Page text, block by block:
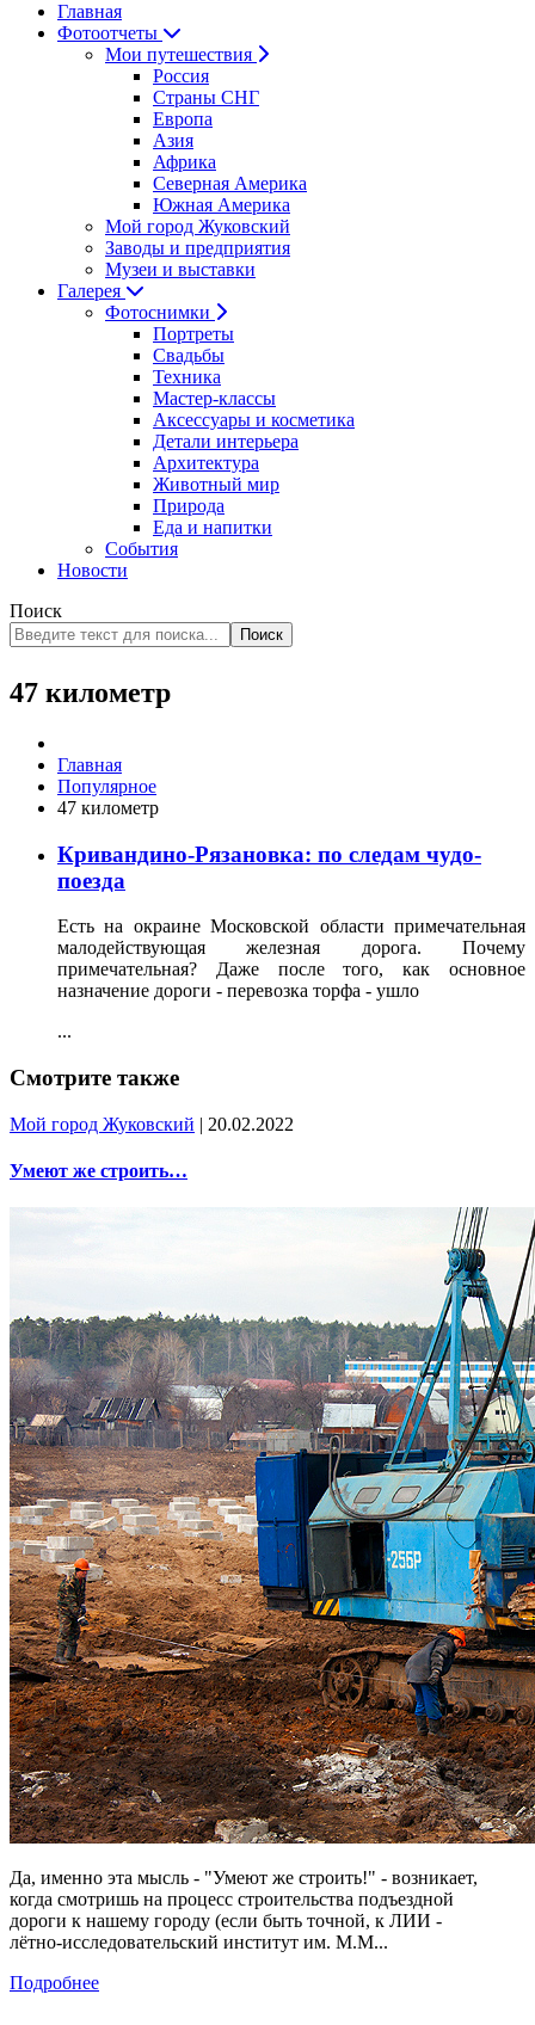
Главная
Фотоотчеты
Мои путешествия
Россия
Страны СНГ
Европа
Азия
Африка
Северная Америка
Южная Америка
Мой город Жуковский
Заводы и предприятия
Музеи и выставки
Галерея
Фотоснимки
Портреты
Свадьбы
Техника
Мастер-классы
Аксессуары и косметика
Детали интерьера
Архитектура
Животный мир
Природа
Еда и напитки
События
Новости
Поиск
Поиск
47 километр
Главная
Популярное
47 километр
Кривандино-Рязановка: по следам чудо-
поезда
Есть на окраине Московской области примечательная
малодействующая железная дорога. Почему
примечательная? Даже после того, как основное
назначение дороги - перевозка торфа - ушло
...
Смотрите также
Мой город Жуковский | 20.02.2022
Умеют же строить…
Да, именно эта мысль - "Умеют же строить!" - возникает,
когда смотришь на процесс строительства подъездной
дороги к нашему городу (если быть точной, к ЛИИ -
лётно-исследовательский институт им. М.М...
Подробнее